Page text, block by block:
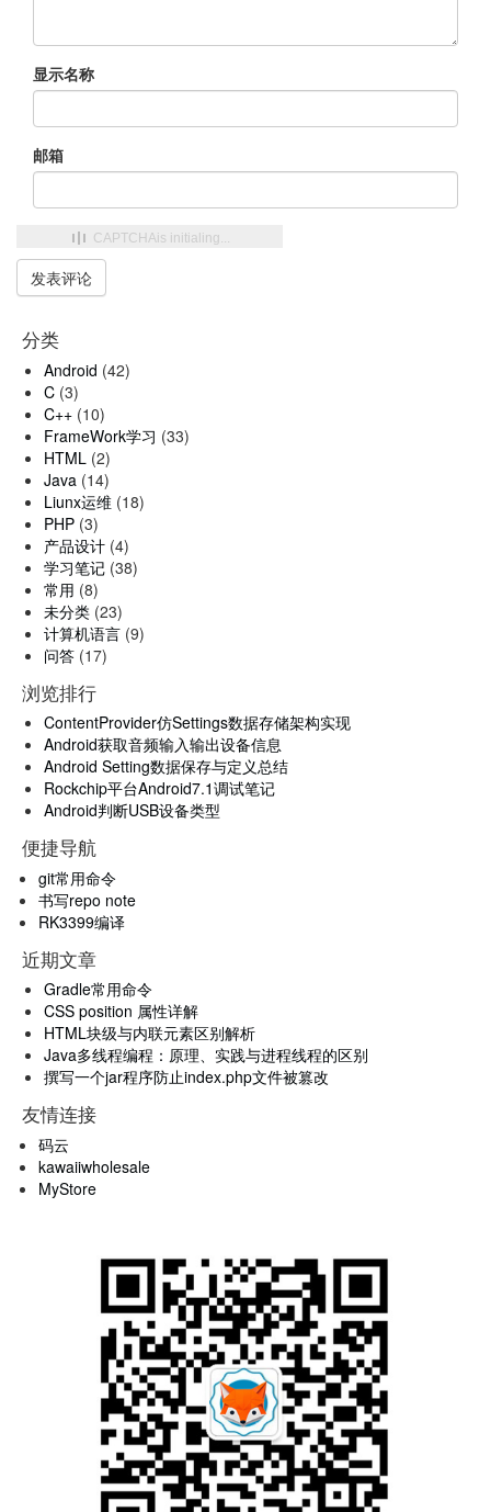
显示名称
邮箱
CAPTCHAis initialing...
分类
Android (42)
C (3)
C++ (10)
FrameWork学习 (33)
HTML (2)
Java (14)
Liunx运维 (18)
PHP (3)
产品设计 (4)
学习笔记 (38)
常用 (8)
未分类 (23)
计算机语言 (9)
问答 (17)
浏览排行
ContentProvider仿Settings数据存储架构实现
Android获取音频输入输出设备信息
Android Setting数据保存与定义总结
Rockchip平台Android7.1调试笔记
Android判断USB设备类型
便捷导航
git常用命令
书写repo note
RK3399编译
近期文章
Gradle常用命令
CSS position 属性详解
HTML块级与内联元素区别解析
Java多线程编程：原理、实践与进程线程的区别
撰写一个jar程序防止index.php文件被篡改
友情连接
码云
kawaiiwholesale
MyStore